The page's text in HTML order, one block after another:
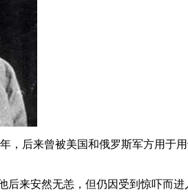
，后来曾被美国和俄罗斯军方用于
来安然无恙，但仍因受到惊吓而